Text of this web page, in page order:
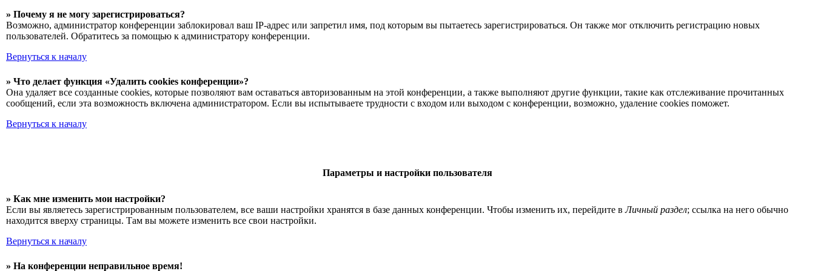
» Почему я не могу зарегистрироваться?
Возможно, администратор конференции заблокировал ваш IP-адрес или запретил имя, под которым вы пытаетесь зарегистрироваться. Он также мог отключить регистрацию новых
пользователей. Обратитесь за помощью к администратору конференции.
Вернуться к началу
» Что делает функция «Удалить cookies конференции»?
Она удаляет все созданные cookies, которые позволяют вам оставаться авторизованным на этой конференции, а также выполняют другие функции, такие как отслеживание прочитанных
сообщений, если эта возможность включена администратором. Если вы испытываете трудности с входом или выходом с конференции, возможно, удаление cookies поможет.
Вернуться к началу
Параметры и настройки пользователя
» Как мне изменить мои настройки?
Если вы являетесь зарегистрированным пользователем, все ваши настройки хранятся в базе данных конференции. Чтобы изменить их, перейдите вЛичный раздел; ссылка на него обычно
находится вверху страницы. Там вы можете изменить все свои настройки.
Вернуться к началу
» На конференции неправильное время!